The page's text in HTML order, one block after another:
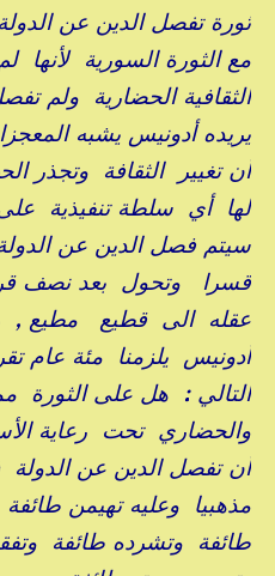
ثورة تفصل الدين عن
مع الثورة السورية
الثقافية الحضارية ولم
يريده أدونيس يشبه
أن تغيير الثقافة
لها أي سلطة تنفيذية
سيتم فصل الدين عن
قسرا وتحول بعد نصف
عقله الى قطيع مطيع ,
أدونيس يلزمنا مئة عام
التالي : هل على الثورة
والحضاري تحت رعاية
أن تفصل الدين عن
مذهبيا وعليه تهيمن
طائفة وتشرده طائفة